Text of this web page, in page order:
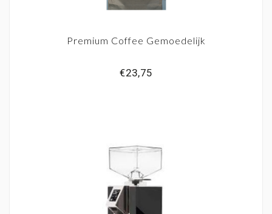
Premium Coffee Gemoedelijk
€23,75